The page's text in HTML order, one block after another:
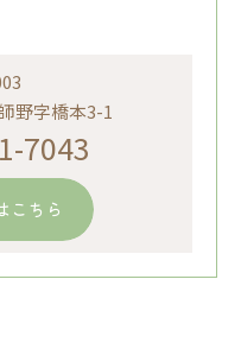
野字橋本3-1
7043
こちら